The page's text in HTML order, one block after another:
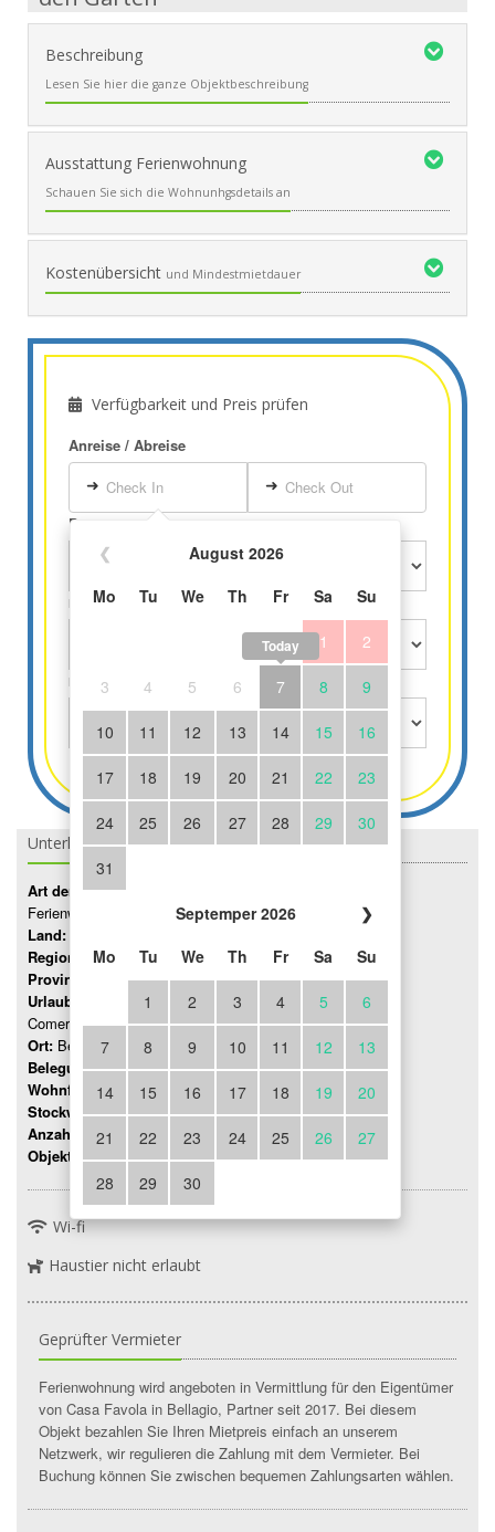
Beschreibung
Lesen Sie hier die ganze Objektbeschreibung
Ausstattung Ferienwohnung
Schauen Sie sich die Wohnunhgsdetails an
Kostenübersicht und Mindestmietdauer
Verfügbarkeit und Preis prüfen
Anreise / Abreise
➜ Check In
❮
August 2026
Mo
Tu We Th Fr Sa Su
1 2
3 4 5 6 7
Today
8 9
10 11 12 13 14 15 16
17 18 19 20 21 22 23
24 25 26 27 28 29 30
31
Septemper 2026
❯
Mo
Tu We Th Fr Sa Su
1 2 3 4 5 6
7 8 9 10 11 12 13
14 15 16 17 18 19 20
21 22 23 24 25 26 27
28 29 30
➜ Check Out
Personen
Kinder über 3 Jahre
Kinder bis 3 Jahre gratis
Unterkunft Details
Art der Unterkunft:
Ferienwohnung
Land:
Region:
Lombardei
Provinz:
Urlaubsregion:
Comer See
Ort: Bellagio
Belegung:Bis 2 Personen
Wohnfläche: 55 mq
Stockwerk:1
Anzahl Zimmer:
3
Objektnummer:9936
Wi-fi
Haustier nicht erlaubt
Geprüfter Vermieter
Ferienwohnung wird angeboten in Vermittlung für den Eigentümer
von Casa Favola in Bellagio, Partner seit 2017. Bei diesem
Objekt bezahlen Sie Ihren Mietpreis einfach an unserem
Netzwerk, wir regulieren die Zahlung mit dem Vermieter. Bei
Buchung können Sie zwischen bequemen Zahlungsarten wählen.